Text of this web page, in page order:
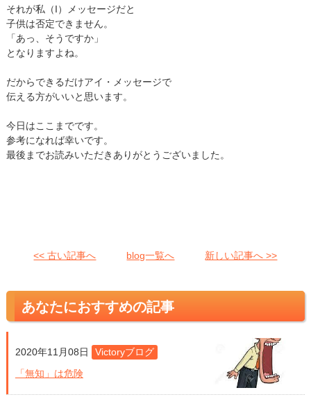
それが私（I）メッセージだと
子供は否定できません。
「あっ、そうですか」
となりますよね。
だからできるだけアイ・メッセージで
伝える方がいいと思います。
今日はここまでです。
参考になれば幸いです。
最後までお読みいただきありがとうございました。
<< 古い記事へ blog一覧へ 新しい記事へ >>
あなたにおすすめの記事
2020年11月08日
Victoryブログ
「無知」は危険